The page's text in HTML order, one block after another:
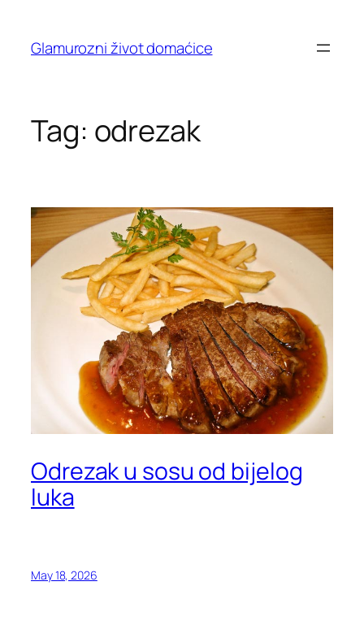
content
Glamurozni život domaćice
Tag: odrezak
Odrezak u sosu od bijelog
luka
May 18, 2026